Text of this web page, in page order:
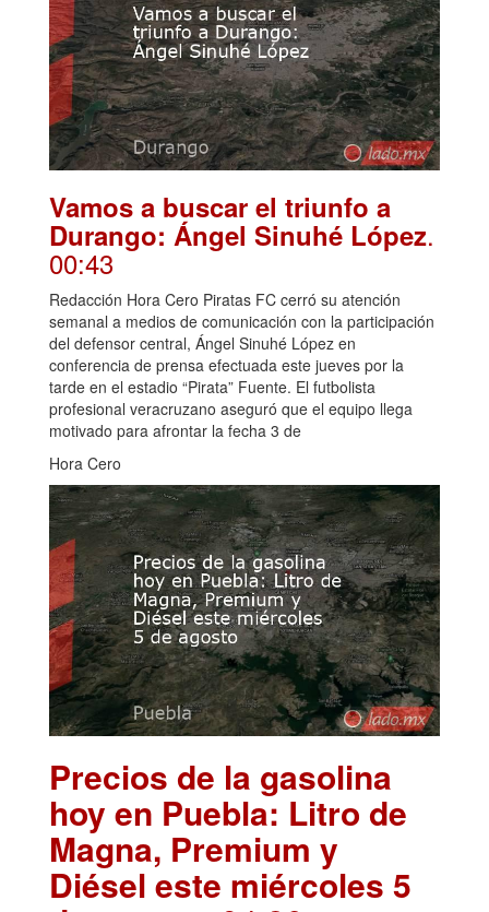
Vamos a buscar el triunfo a
Durango: Ángel Sinuhé López.
00:43
Redacción Hora Cero Piratas FC cerró su atención
semanal a medios de comunicación con la participación
del defensor central, Ángel Sinuhé López en
conferencia de prensa efectuada este jueves por la
tarde en el estadio “Pirata” Fuente. El futbolista
profesional veracruzano aseguró que el equipo llega
motivado para afrontar la fecha 3 de
Hora Cero
Precios de la gasolina
hoy en Puebla: Litro de
Magna, Premium y
Diésel este miércoles 5